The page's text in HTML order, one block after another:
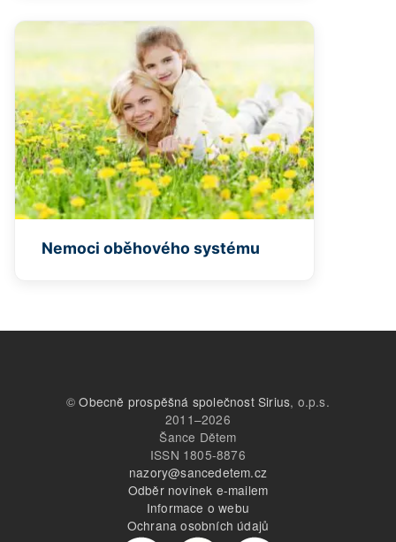
Nemoci oběhového systému
©Obecně prospěšná společnost Sirius, o.p.s.
2011–2026
Šance Dětem
ISSN 1805-8876
nazory@sancedetem.cz
Odběr novinek e-mailem
Informace o webu
Ochrana osobních údajů